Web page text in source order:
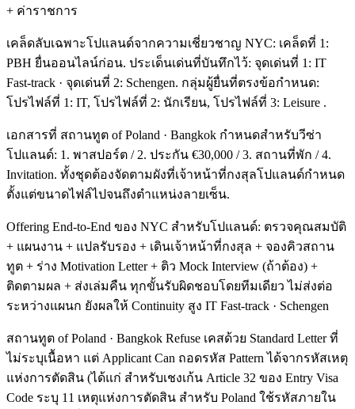
+ ค่าราชการ
เคล็ดลับเฉพาะโปแลนด์จากความเชี่ยวชาญ NYC: เคล็ดที่ 1:
PBH ยื่นออนไลน์ก่อน. ประเด็นเด่นที่บันทึกไว้: จุดเด่นที่ 1: IT
Fast-track · จุดเด่นที่ 2: Schengen. กลุ่มผู้ยื่นที่ตรงข้อกำหนด:
โปรไฟล์ที่ 1: IT, โปรไฟล์ที่ 2: นักเรียน, โปรไฟล์ที่ 3: Leisure .
เอกสารที่ สถานทูต of Poland · Bangkok กำหนดสำหรับวีซ่า
โปแลนด์: 1. พาสปอร์ต / 2. ประกัน €30,000 / 3. สถานที่พัก / 4.
Invitation. ทั้งชุดต้องจัดตามผังที่เจ้าหน้าที่กงสุลโปแลนด์กำหนด
ตั้งแต่ขนาดไฟล์ไปจนถึงตำแหน่งลายเซ็น.
Offering End-to-End ของ NYC สำหรับโปแลนด์: ตรวจคุณสมบัติ
+ แผนงาน + แปลรับรอง + เดินเจ้าหน้าที่กงสุล + จองคิวสถาน
ทูต + ร่าง Motivation Letter + ติว Mock Interview (ถ้าต้อง) +
ติดตามผล + ส่งเล่มคืน ทุกขั้นรับผิดชอบโดยทีมเดียว ไม่ส่งต่อ
ระหว่างแผนก ยังผลให้ Continuity สูง IT Fast-track · Schengen
สถานทูต of Poland · Bangkok Refuse เคสด้วย Standard Letter ที่
ไม่ระบุเนื้อหา แต่ Applicant Can ถอดรหัส Pattern ได้จากรหัสเหตุ
แห่งการตัดสิน (ได้แก่ สำหรับเชงเก้น Article 32 ของ Entry Visa
Code ระบุ 11 เหตุแห่งการตัดสิน สำหรับ Poland ใช้รหัสภายใน